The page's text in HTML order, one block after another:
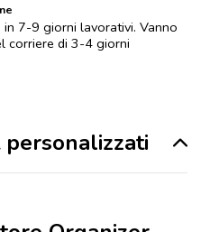
7-9 giorni lavorativi. Vanno
corriere di 3-4 giorni